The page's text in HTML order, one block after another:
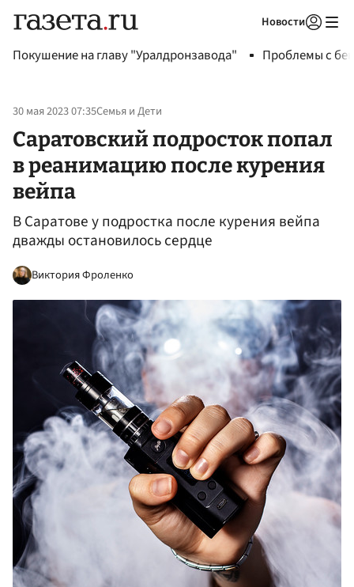
Новости
Покушение на главу "Уралдронзавода" Проблемы с
30 мая 2023 07:35Семья и Дети
Саратовский подросток попал
в реанимацию после курения
вейпа
В Саратове у подростка после курения вейпа
дважды остановилось сердце
Виктория Фроленко